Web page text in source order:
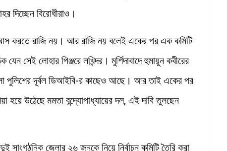
দিচ্ছেন বিরোধীরাও।
করতে রাজি নয়। আর রাজি নয় বলেই একের পর এক কমিটি
যেন সেই লোহার পিঞ্জরে লখিন্দর। মুর্শিদাবাদে হুমায়ুন কবীরের
পুলিশের দূর্বল ডিআইবি-র কাছেও আছে। আর তাই একের পর
হয়ে উঠেছে মমতা বন্দ্যোপাধ্যায়ের দল, এই দাবি তুলছেন
সাংগঠনিক জেলার ২৬ জনকে নিয়ে নির্বাচন কমিটি তৈরি করা